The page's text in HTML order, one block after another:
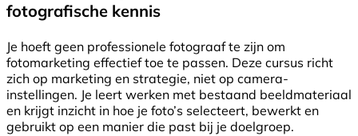
fotografische kennis
Je hoeft geen professionele fotograaf te zijn om
fotomarketing effectief toe te passen. Deze cursus richt
zich op marketing en strategie, niet op camera-
instellingen. Je leert werken met bestaand beeldmateriaal
en krijgt inzicht in hoe je foto’s selecteert, bewerkt en
gebruikt op een manier die past bij je doelgroep.